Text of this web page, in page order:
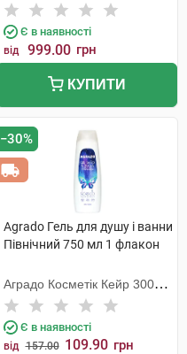
Є в наявності
від 999.00 грн
КУПИТИ
−30%
Agrado Гель для душу і ванни
Північний 750 мл 1 флакон
Аградо Косметік Кейр 3000
С.Л.У.
Є в наявності
від 157.00 109.90 грн